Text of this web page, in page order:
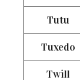
Tutu
Tuxedo
Twill